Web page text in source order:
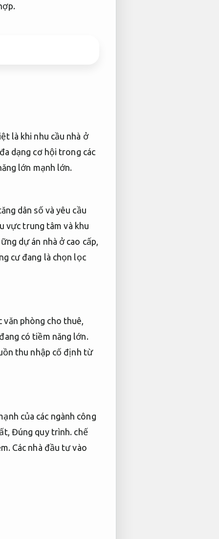
là khi nhu cầu nhà ở
dạng cơ hội trong các
lớn mạnh lớn.
dân số và yêu cầu
vực trung tâm và khu
dự án nhà ở cao cấp,
cư đang là chọn lọc
văn phòng cho thuê,
có tiềm năng lớn.
thu nhập cố định từ
của các ngành công
Đúng quy trình. chế
Các nhà đầu tư vào